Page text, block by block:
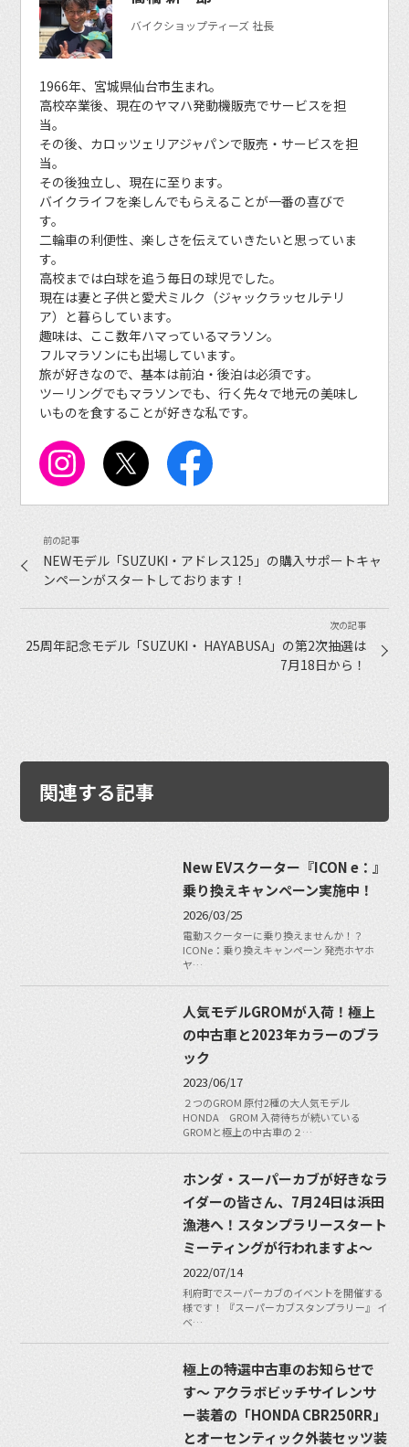
バイクショップティーズ 社長
1966年、宮城県仙台市生まれ。
高校卒業後、現在のヤマハ発動機販売でサービスを担
当。
その後、カロッツェリアジャパンで販売・サービスを担
当。
その後独立し、現在に至ります。
バイクライフを楽しんでもらえることが一番の喜びで
す。
二輪車の利便性、楽しさを伝えていきたいと思っていま
す。
高校までは白球を追う毎日の球児でした。
現在は妻と子供と愛犬ミルク（ジャックラッセルテリ
ア）と暮らしています。
趣味は、ここ数年ハマっているマラソン。
フルマラソンにも出場しています。
旅が好きなので、基本は前泊・後泊は必須です。
ツーリングでもマラソンでも、行く先々で地元の美味し
いものを食することが好きな私です。
NEWモデル「SUZUKI・アドレス125」の購入サポートキャ
ンペーンがスタートしております！
25周年記念モデル「SUZUKI・ HAYABUSA」の第2次抽選は
7月18日から！
関連する記事
New EVスクーター『ICON e：』
乗り換えキャンペーン実施中！
2026/03/25
電動スクーターに乗り換えませんか！？
ICONe：乗り換えキャンペーン 発売ホヤホ
ヤ…
人気モデルGROMが入荷！極上
の中古車と2023年カラーのブラ
ック
2023/06/17
２つのGROM 原付2種の大人気モデル
HONDA GROM 入荷待ちが続いている
GROMと極上の中古車の２…
ホンダ・スーパーカブが好きなラ
イダーの皆さん、7月24日は浜田
漁港へ！スタンプラリースタート
ミーティングが行われますよ〜
2022/07/14
利府町でスーパーカブのイベントを開催する
様です！ 『スーパーカブスタンプラリー』 イ
ベ…
極上の特選中古車のお知らせで
す〜 アクラボビッチサイレンサ
ー装着の「HONDA CBR250RR」
とオーセンティック外装セッツ装